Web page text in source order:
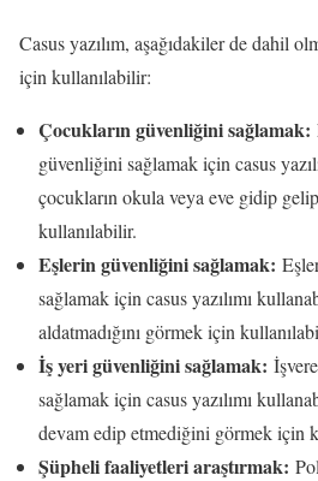
Casus yazılım, aşağıdakiler de dahil
için kullanılabilir:
Çocukların güvenliğini sağlamak:
güvenliğini sağlamak için casus
çocukların okula veya eve gidip
kullanılabilir.
Eşlerin güvenliğini sağlamak:
sağlamak için casus yazılımı
aldatmadığını görmek için
İş yeri güvenliğini sağlamak:
sağlamak için casus yazılımı
devam edip etmediğini görmek için
Şüpheli faaliyetleri araştırmak: